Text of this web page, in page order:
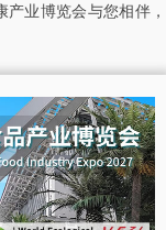
产业博览会与您相伴，